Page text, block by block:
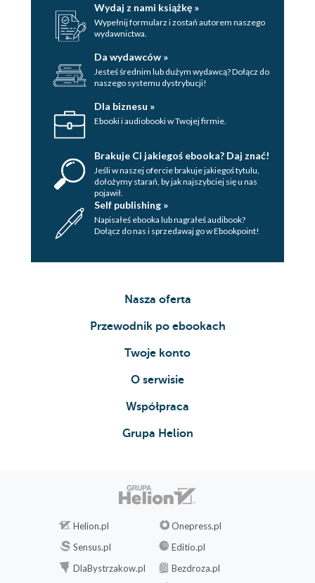
Wydaj z nami książkę »
Wypełnij formularz i zostań autorem naszego
wydawnictwa.
Da wydawców »
Jesteś średnim lub dużym wydawcą? Dołącz do
naszego systemu dystrybucji!
Dla biznesu »
Ebooki i audiobooki w Twojej firmie.
Brakuje Ci jakiegoś ebooka? Daj znać!
Jeśli w naszej ofercie brakuje jakiegoś tytulu,
dołożymy starań, by jak najszybciej się u nas
pojawił.
Self publishing »
Napisałeś ebooka lub nagrałeś audibook?
Dołącz do nas i sprzedawaj go w Ebookpoint!
Nasza oferta
Przewodnik po ebookach
Twoje konto
O serwisie
Współpraca
Grupa Helion
Helion.pl
Onepress.pl
Sensus.pl
Editio.pl
DlaBystrzakow.pl
Bezdroza.pl